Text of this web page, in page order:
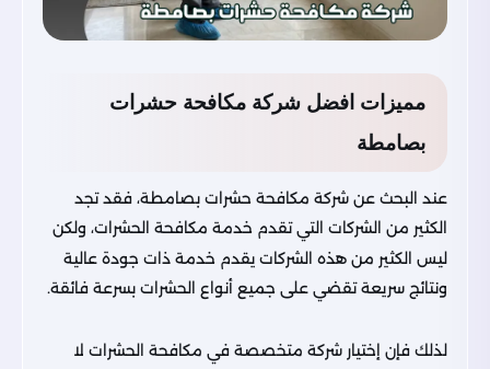
مميزات افضل شركة مكافحة حشرات
بصامطة
عند البحث عن شركة مكافحة حشرات بصامطة، فقد تجد
الكثير من الشركات التي تقدم خدمة مكافحة الحشرات، ولكن
ليس الكثير من هذه الشركات يقدم خدمة ذات جودة عالية
ونتائج سريعة تقضي على جميع أنواع الحشرات بسرعة فائقة.
لذلك فإن إختيار شركة متخصصة في مكافحة الحشرات لا